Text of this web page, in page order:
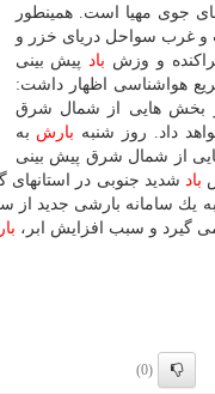
جوی مهیا است. همینطور
غرب سواحل دریای خزر و
و وزش بادپیش بینی
هواشناسی اظهار داشت:
بخش هایی از شمال شرق
داد. روز شنبه بارش به
از شمال شرق پیش بینی
باد شدید جنوبی در استانهای
یك سامانه بارشی جدید
گیرد و سبب افزایش ابر،
(0)